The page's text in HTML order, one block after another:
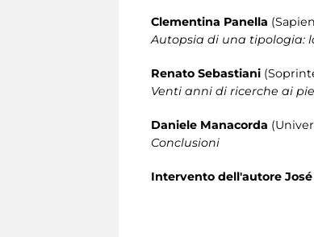
Clementina Panella
Autopsia di una tipologia:
Renato Sebastiani
Venti anni di ricerche ai
Daniele Manacorda
Conclusioni
Intervento dell'autore